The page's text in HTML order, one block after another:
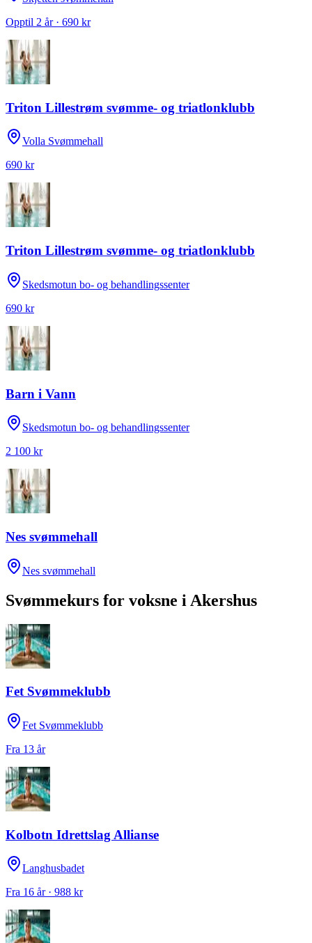
Opptil 2 år · 690 kr
Triton Lillestrøm svømme- og triatlonklubb
Volla Svømmehall
690 kr
Triton Lillestrøm svømme- og triatlonklubb
Skedsmotun bo- og behandlingssenter
690 kr
Barn i Vann
Skedsmotun bo- og behandlingssenter
2 100 kr
Nes svømmehall
Nes svømmehall
Svømmekurs for voksne i Akershus
Fet Svømmeklubb
Fet Svømmeklubb
Fra 13 år
Kolbotn Idrettslag Allianse
Langhusbadet
Fra 16 år · 988 kr